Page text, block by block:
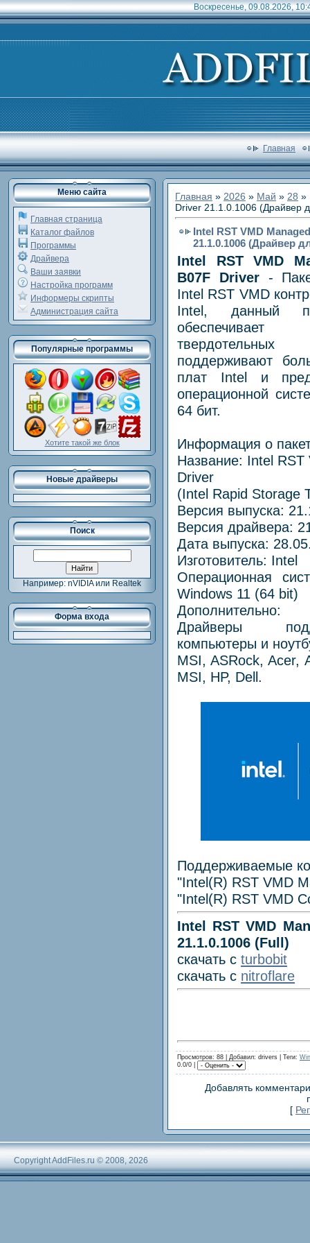
Воскресенье, 09.08.2026,
Главная
Меню сайта
Главная страница
Каталог файлов
Программы
Драйвера
Ваши заявки
Настройка программ
Информеры скрипты
Администрация сайта
Популярные программы
Хотите такой же блок
Новые драйверы
Поиск
Например: nVIDIA или Realtek
Форма входа
Главная » 2026 » Май » 28 »
Driver 21.1.0.1006 (Драйвер
Intel RST VMD
21.1.0.1006 (Драйвер
Intel RST VMD
B07F Driver-
Intel RST VMD
Intel, данный
твердотельных
поддерживают
плат Intel и
операционной
64 бит.
Информация о
Название: Intel
Driver
(Intel Rapid Storage
Версия выпуска:
Версия драйвера:
Дата выпуска:
Изготовитель: Intel
Операционная
Windows 11 (64 bit)
Дополнительно:
Драйверы
компьютеры и
MSI, ASRock, Acer,
MSI, HP, Dell.
Поддерживаемые
"Intel(R) RST VMD
"Intel(R) RST VMD
Intel RST VMD
21.1.0.1006 (Full)
скачать с turbobit
скачать с nitroflare
Просмотров: 88 | Добавил: drivers | Теги:
0.0/0 |
Добавлять
[
Copyright AddFiles.ru © 2008, 2026